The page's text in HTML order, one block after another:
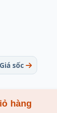
sốc
hàng